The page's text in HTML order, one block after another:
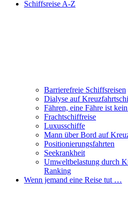
Schiffsreise A-Z
Barrierefreie Schiffsreisen
Dialyse auf
Fähren, eine Fähre ist
Frachtschiffreise
Luxusschiffe
Mann über Bord auf
Positionierungsfahrten
Seekrankheit
Umweltbelastung durch
Ranking
Wenn jemand eine Reise tut …